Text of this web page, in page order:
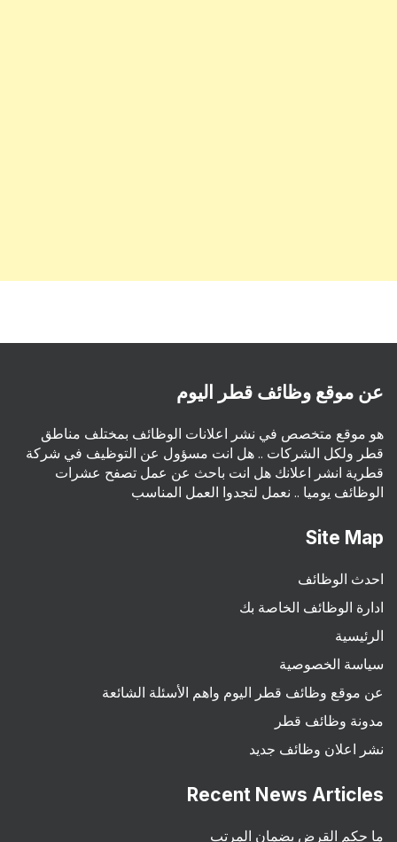
عن موقع وظائف قطر اليوم
هو موقع متخصص في نشر اعلانات الوظائف بمختلف مناطق
قطر ولكل الشركات .. هل انت مسؤول عن التوظيف في شركة
قطرية انشر اعلانك هل انت باحث عن عمل تصفح عشرات
الوظائف يوميا .. نعمل لتجدوا العمل المناسب
Site Map
احدث الوظائف
ادارة الوظائف الخاصة بك
الرئيسية
سياسة الخصوصية
عن موقع وظائف قطر اليوم واهم الأسئلة الشائعة
مدونة وظائف قطر
نشر اعلان وظائف جديد
Recent News Articles
ما حكم القرض بضمان المرتب